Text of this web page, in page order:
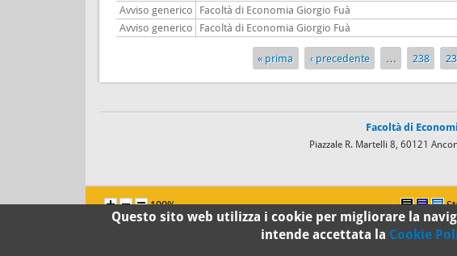
Avviso generico
Facoltà di Economia Giorgio Fuà
Avviso generico
Facoltà di Economia Giorgio Fuà
« prima ‹ precedente … 238
Facoltà di
Piazzale R. Martelli 8, 60121
100%
Questo sito web utilizza i cookie per migliorare la
intende accettata la Cookie